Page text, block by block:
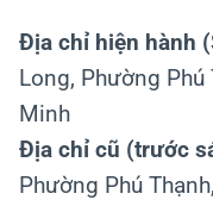
Địa chỉ hiện hành
Long, Phường Phú
Minh
Địa chỉ cũ (trước
Phường Phú